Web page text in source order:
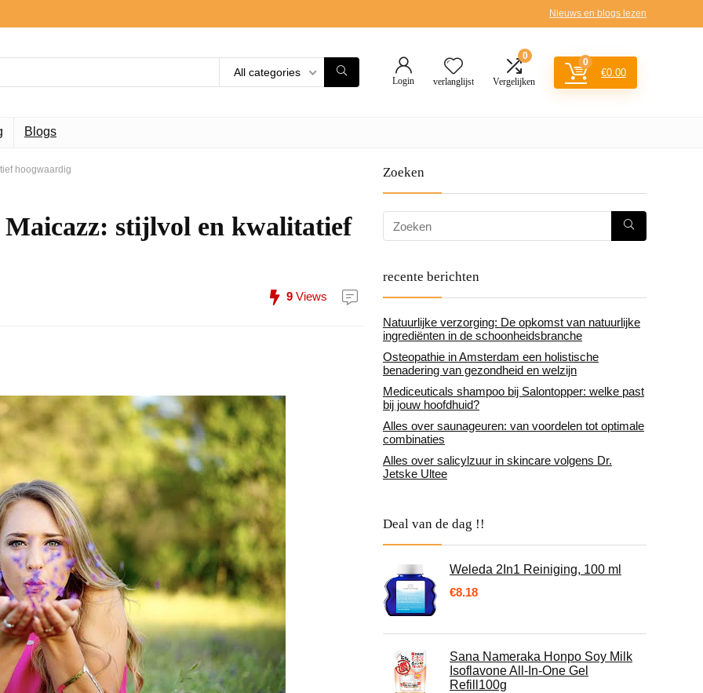
Nieuws en blogs lezen
All categories
Login verlanglijst
0
Vergelijken
0
€0.00
Blogs
hoogwaardig
stijlvol en kwalitatief
9 Views
Zoeken
recente berichten
Natuurlijke verzorging: De opkomst van natuurlijke
ingrediënten in de schoonheidsbranche
Osteopathie in Amsterdam een holistische
benadering van gezondheid en welzijn
Mediceuticals shampoo bij Salontopper: welke past
bij jouw hoofdhuid?
Alles over saunageuren: van voordelen tot optimale
combinaties
Alles over salicylzuur in skincare volgens Dr.
Jetske Ultee
Deal van de dag !!
Weleda 2In1 Reiniging, 100 ml
€8.18
Sana Nameraka Honpo Soy Milk
Isoflavone All-In-One Gel
Refill100g